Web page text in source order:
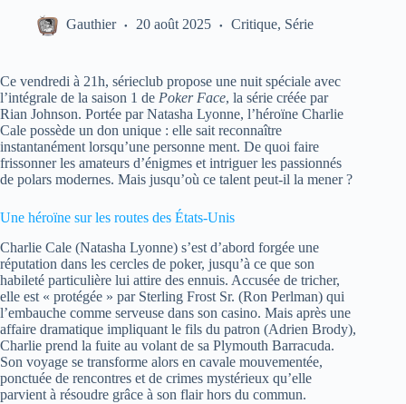
Gauthier 20 août 2025 Critique, Série
Ce vendredi à 21h, sérieclub propose une nuit spéciale avec
l’intégrale de la saison 1 de Poker Face, la série créée par
Rian Johnson. Portée par Natasha Lyonne, l’héroïne Charlie
Cale possède un don unique : elle sait reconnaître
instantanément lorsqu’une personne ment. De quoi faire
frissonner les amateurs d’énigmes et intriguer les passionnés
de polars modernes. Mais jusqu’où ce talent peut-il la mener ?
Une héroïne sur les routes des États-Unis
Charlie Cale (Natasha Lyonne) s’est d’abord forgée une
réputation dans les cercles de poker, jusqu’à ce que son
habileté particulière lui attire des ennuis. Accusée de tricher,
elle est « protégée » par Sterling Frost Sr. (Ron Perlman) qui
l’embauche comme serveuse dans son casino. Mais après une
affaire dramatique impliquant le fils du patron (Adrien Brody),
Charlie prend la fuite au volant de sa Plymouth Barracuda.
Son voyage se transforme alors en cavale mouvementée,
ponctuée de rencontres et de crimes mystérieux qu’elle
parvient à résoudre grâce à son flair hors du commun.